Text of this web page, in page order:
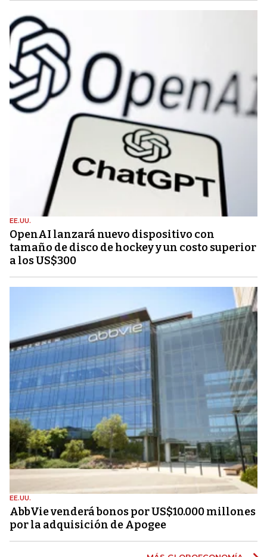
EE.UU.
OpenAI lanzará nuevo dispositivo con
tamaño de disco de hockey y un costo superior
a los US$300
EE.UU.
AbbVie venderá bonos por US$10.000 millones
por la adquisición de Apogee